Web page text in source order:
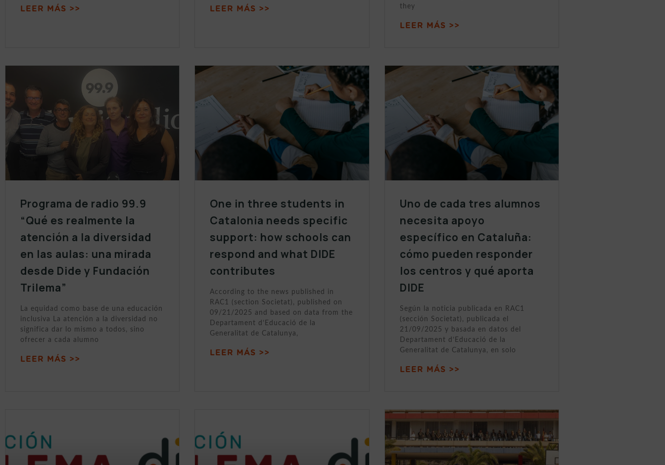
LEER MÁS >> LEER MÁS >>
they
LEER MÁS >>
Programa de radio 99.9
“Qué es realmente la
atención a la diversidad
en las aulas: una mirada
desde Dide y Fundación
Trilema”
La equidad como base de una educación
inclusiva La atención a la diversidad no
significa dar lo mismo a todos, sino
ofrecer a cada alumno
LEER MÁS >>
One in three students in
Catalonia needs specific
support: how schools can
respond and what DIDE
contributes
According to the news published in
RAC1 (section Societat), published on
09/21/2025 and based on data from the
Departament d’Educació de la
Generalitat de Catalunya,
LEER MÁS >>
Uno de cada tres alumnos
necesita apoyo
específico en Cataluña:
cómo pueden responder
los centros y qué aporta
DIDE
Según la noticia publicada en RAC1
(sección Societat), publicada el
21/09/2025 y basada en datos del
Departament d’Educació de la
Generalitat de Catalunya, en solo
LEER MÁS >>